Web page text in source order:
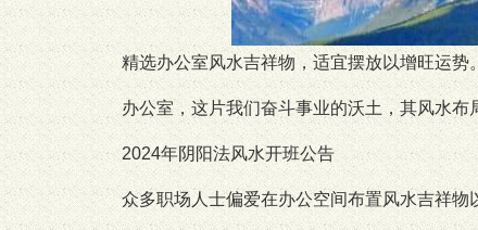
精选办公室风水吉祥物，适宜摆放以增旺运势
办公室，这片我们奋斗事业的沃土，其风水布
2024年阴阳法风水开班公告
众多职场人士偏爱在办公空间布置风水吉祥